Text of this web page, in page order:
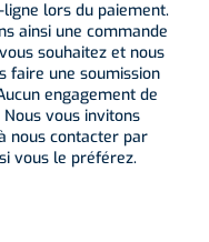
lors du paiement.
ainsi une commande
souhaitez et nous
faire une soumission
engagement de
vous invitons
nous contacter par
vous le préférez.